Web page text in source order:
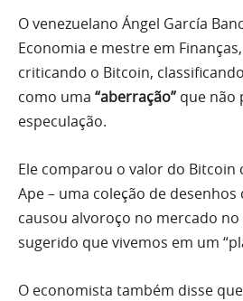
O venezuelano Ángel García
Economia e mestre em
criticando o Bitcoin,
como uma “aberração” que não
especulação.
Ele comparou o valor do Bitcoin
Ape – uma coleção de desenhos
causou alvoroço no mercado no
sugerido que vivemos em um
O economista também disse